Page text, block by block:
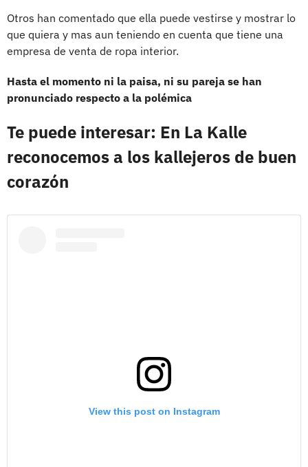
Otros han comentado que ella puede vestirse y mostrar lo
que quiera y mas aun teniendo en cuenta que tiene una
empresa de venta de ropa interior.
Hasta el momento ni la paisa, ni su pareja se han
pronunciado respecto a la polémica
Te puede interesar: En La Kalle
reconocemos a los kallejeros de buen
corazón
View this post on Instagram